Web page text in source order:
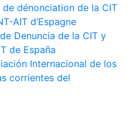
dénonciation de la CIT
AIT d’Espagne
Denuncia de la CIT y
de España
Internacional de los
corrientes del